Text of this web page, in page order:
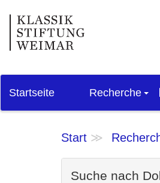
Startseite Recherche
Start
Suche nach